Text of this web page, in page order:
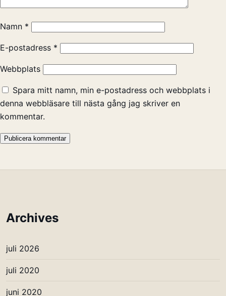
Namn *
E-postadress *
Webbplats
Spara mitt namn, min e-postadress och webbplats i
denna webbläsare till nästa gång jag skriver en
kommentar.
Archives
juli 2026
juli 2020
juni 2020